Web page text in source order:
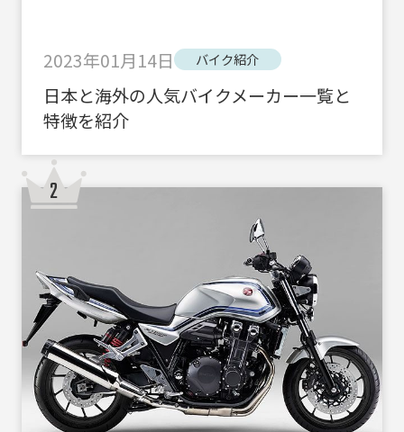
2023年01月14日 バイク紹介
日本と海外の人気バイクメーカー一覧と
特徴を紹介